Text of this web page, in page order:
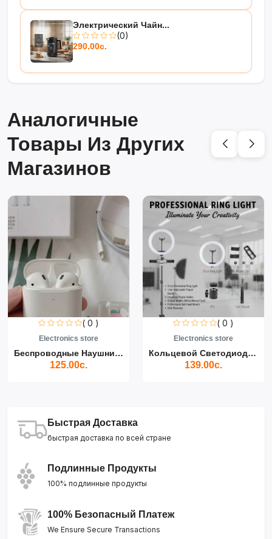
Электрический Чайн...
(0)
290.00с.
Аналогичные
Товары Из Других
Магазинов
( 0 )
Electronics store
Беспроводные Наушники Air...
125.00с.
( 0 )
Electronics store
Кольцевой Светодиодный Св...
139.00с.
Быстрая Доставка
быстрая доставка по всей стране
Подлинные Продукты
100% подлинные продукты
100% Безопасный Платеж
We Ensure Secure Transactions